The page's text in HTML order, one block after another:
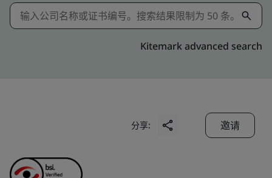
Kitemark advanced search
分享: 邀请